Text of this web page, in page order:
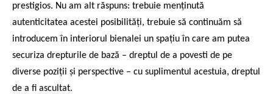
prestigios. Nu am alt răspuns: trebuie menținută
autenticitatea acestei posibilități, trebuie să continuăm să
introducem în interiorul bienalei un spațiu în care am putea
securiza drepturile de bază – dreptul de a povesti de pe
diverse poziții și perspective – cu suplimentul acestuia, dreptul
de a fi ascultat.